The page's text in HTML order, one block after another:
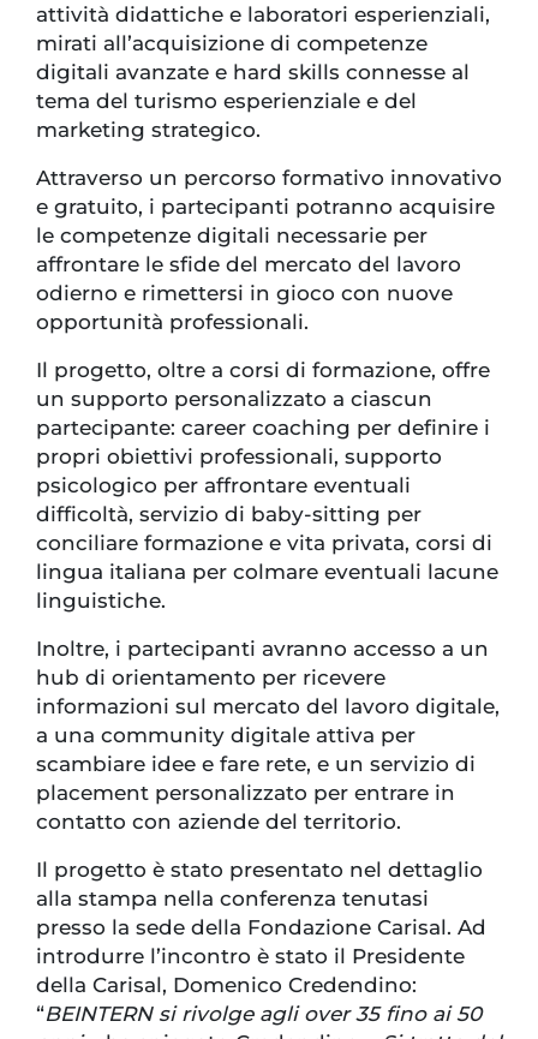
attività didattiche e laboratori esperienziali,
mirati all’acquisizione di competenze
digitali avanzate e hard skills connesse al
tema del turismo esperienziale e del
marketing strategico.
Attraverso un percorso formativo innovativo
e gratuito, i partecipanti potranno acquisire
le competenze digitali necessarie per
affrontare le sfide del mercato del lavoro
odierno e rimettersi in gioco con nuove
opportunità professionali.
Il progetto, oltre a corsi di formazione, offre
un supporto personalizzato a ciascun
partecipante: career coaching per definire i
propri obiettivi professionali, supporto
psicologico per affrontare eventuali
difficoltà, servizio di baby-sitting per
conciliare formazione e vita privata, corsi di
lingua italiana per colmare eventuali lacune
linguistiche.
Inoltre, i partecipanti avranno accesso a un
hub di orientamento per ricevere
informazioni sul mercato del lavoro digitale,
a una community digitale attiva per
scambiare idee e fare rete, e un servizio di
placement personalizzato per entrare in
contatto con aziende del territorio.
Il progetto è stato presentato nel dettaglio
alla stampa nella conferenza tenutasi
presso la sede della Fondazione Carisal. Ad
introdurre l’incontro è stato il Presidente
della Carisal, Domenico Credendino:
“BEINTERN si rivolge agli over 35 fino ai 50